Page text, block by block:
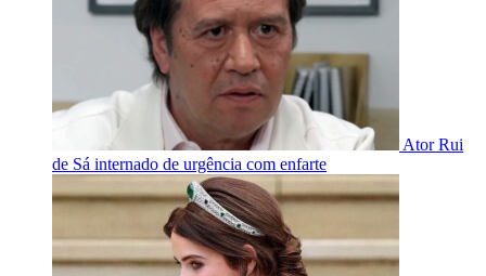
Ator Rui
de Sá internado de urgência com enfarte